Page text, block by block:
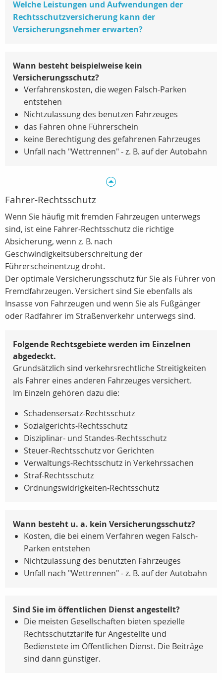
Welche Leistungen und Aufwendungen der
Rechtsschutzversicherung kann der
Versicherungsnehmer erwarten?
Wann besteht beispielweise kein
Versicherungsschutz?
Verfahrenskosten, die wegen Falsch-Parken
entstehen
Nichtzulassung des benutzen Fahrzeuges
das Fahren ohne Führerschein
keine Berechtigung des gefahrenen Fahrzeuges
Unfall nach "Wettrennen" - z. B. auf der Autobahn
Fahrer-Rechtsschutz
Wenn Sie häufig mit fremden Fahrzeugen unterwegs
sind, ist eine Fahrer-Rechtsschutz die richtige
Absicherung, wenn z. B. nach
Geschwindigkeitsüberschreitung der
Führerscheinentzug droht.
Der optimale Versicherungsschutz für Sie als Führer von
Fremdfahrzeugen. Versichert sind Sie ebenfalls als
Insasse von Fahrzeugen und wenn Sie als Fußgänger
oder Radfahrer im Straßenverkehr unterwegs sind.
Folgende Rechtsgebiete werden im Einzelnen
abgedeckt.
Grundsätzlich sind verkehrsrechtliche Streitigkeiten
als Fahrer eines anderen Fahrzeuges versichert.
Im Einzeln gehören dazu die:
Schadensersatz-Rechtsschutz
Sozialgerichts-Rechtsschutz
Disziplinar- und Standes-Rechtsschutz
Steuer-Rechtsschutz vor Gerichten
Verwaltungs-Rechtsschutz in Verkehrssachen
Straf-Rechtsschutz
Ordnungswidrigkeiten-Rechtsschutz
Wann besteht u. a. kein Versicherungsschutz?
Kosten, die bei einem Verfahren wegen Falsch-
Parken entstehen
Nichtzulassung des benutzten Fahrzeuges
Unfall nach "Wettrennen" - z. B. auf der Autobahn
Sind Sie im öffentlichen Dienst angestellt?
Die meisten Gesellschaften bieten spezielle
Rechtsschutztarife für Angestellte und
Bedienstete im Öffentlichen Dienst. Die Beiträge
sind dann günstiger.